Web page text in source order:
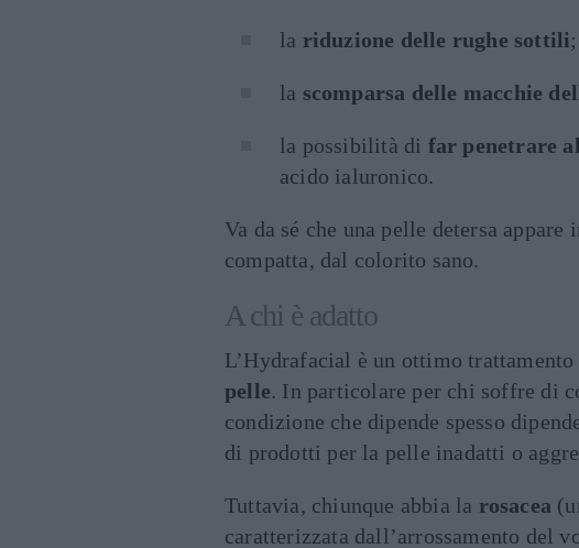
la riduzione delle rughe sottili;
la scomparsa delle macchie
la possibilità di far penetrare
acido ialuronico.
Va da sé che una pelle detersa
compatta, dal colorito sano.
A chi è adatto
L’Hydrafacial è un ottimo trattamento
pelle. In particolare per chi soffre di
condizione che dipende spesso
di prodotti per la pelle inadatti o
Tuttavia, chiunque abbia la rosacea
caratterizzata dall’arrossamento del